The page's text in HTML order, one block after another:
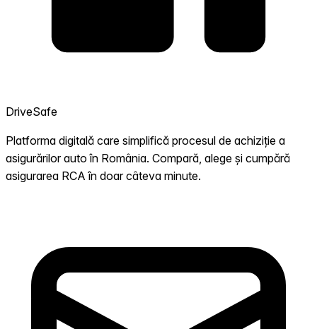
DriveSafe
Platforma digitală care simplifică procesul de achiziție a
asigurărilor auto în România. Compară, alege și cumpără
asigurarea RCA în doar câteva minute.